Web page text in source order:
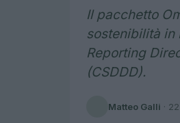
Il pacchetto
sostenibilità in
Reporting
(CSDDD).
Matteo Galli ·